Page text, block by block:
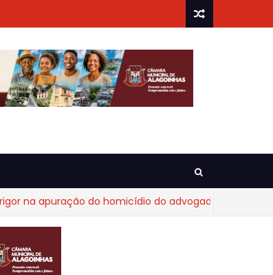
apuração do homicídio do advogado Diego Fraga de